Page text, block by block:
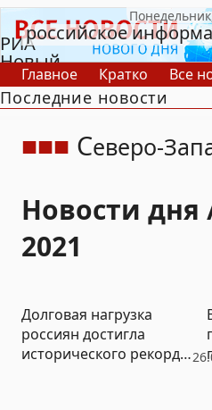
РИА
Новый
День
российское
Главное Кратко Все
В России
В мире
Последние новости
Северо-
Новости дня
2021
Долговая нагрузка
россиян достигла
исторического рекорда: